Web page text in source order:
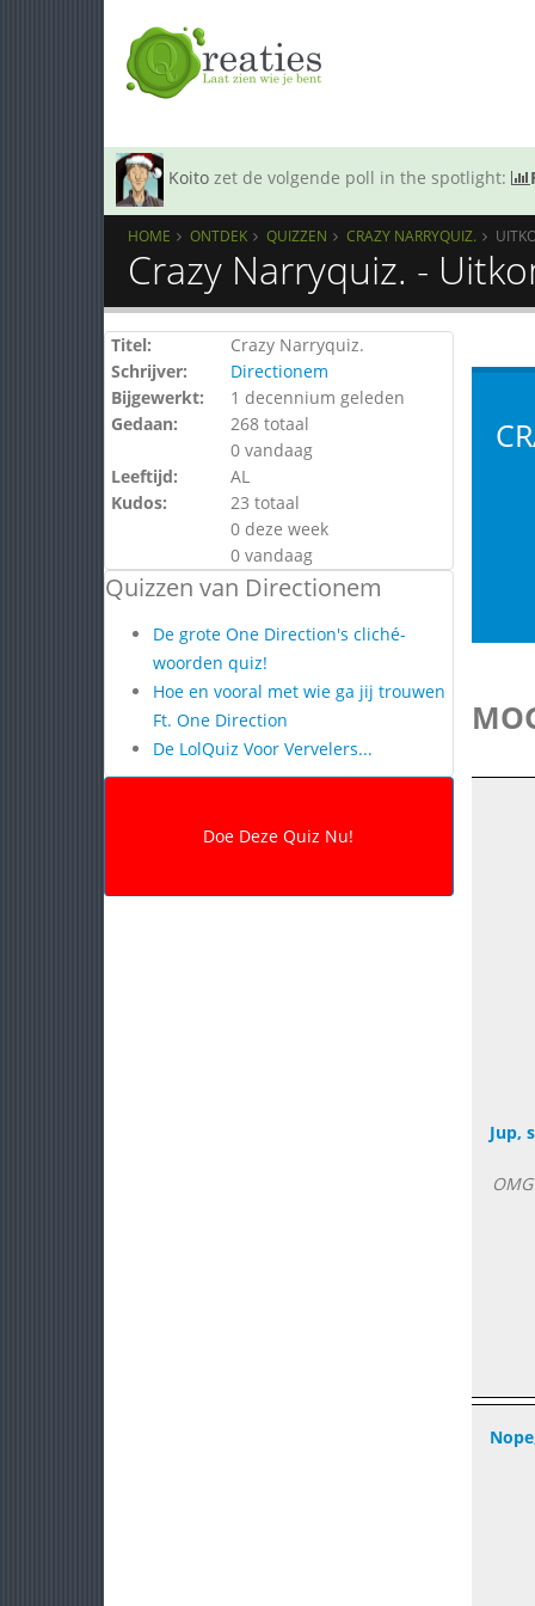
Koito zet de volgende poll in the spotlight:
HOME ONTDEK QUIZZEN CRAZY NARRYQUIZ.
Crazy Narryquiz. -
Titel:
Crazy Narryquiz.
Schrijver:
Directionem
Bijgewerkt:
1 decennium geleden
Gedaan:
268 totaal
0 vandaag
Leeftijd:
AL
Kudos:
23 totaal
0 deze week
0 vandaag
Quizzen van Directionem
De grote One Direction's cliché-
woorden quiz!
Hoe en vooral met wie ga jij trouwen
Ft. One Direction
De LolQuiz Voor Vervelers...
Jup,